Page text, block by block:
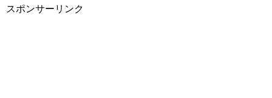
スポンサーリンク